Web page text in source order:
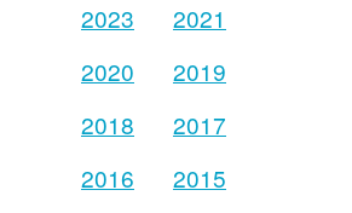
2023
2021
2020
2019
2018
2017
2016
2015